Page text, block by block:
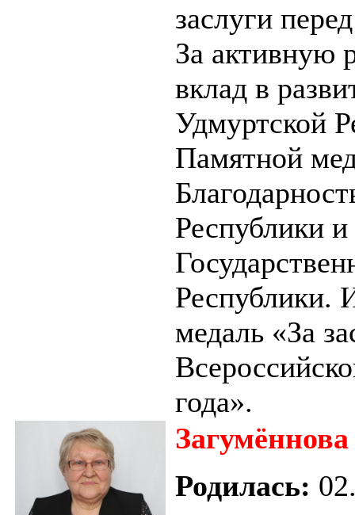
заслуги
За активную
вклад в
Удмуртской
Памятной
Республики
Республики.
медаль «За
года».
Родилась: